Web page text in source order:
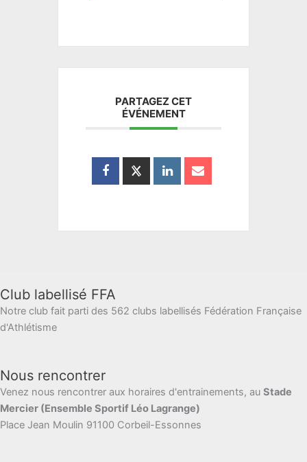
PARTAGEZ CET
ÉVÉNEMENT
Club labellisé FFA
Notre club fait parti des 562 clubs labellisés Fédération Française
d'Athlétisme
Nous rencontrer
Venez nous rencontrer aux horaires d'entrainements, au Stade
Mercier (Ensemble Sportif Léo Lagrange)
Place Jean Moulin 91100 Corbeil-Essonnes